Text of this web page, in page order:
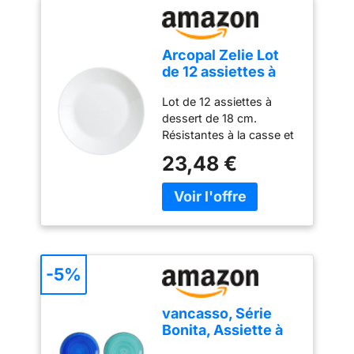
Arcopal Zelie Lot
de 12 assiettes à
opale extra
résistant Blanc 18
cm
Lot de 12 assiettes à
dessert de 18 cm.
Résistantes à la casse et
au lave-vaisselle,
résistantes aux
changements de
non poreuse qui
empêche les bactéries de
se déposer. Elle est très
facile à nettoyer et
totalement hygiénique.
23,48 €
vancasso, Série
Bonita, Assiette à
-5%